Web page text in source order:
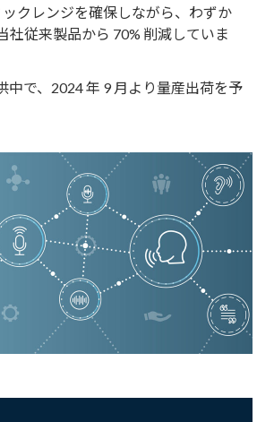
クレンジを確保しながら、わずか
社従来製品から 70% 削減していま
中で、2024 年 9 月より量産出荷を予